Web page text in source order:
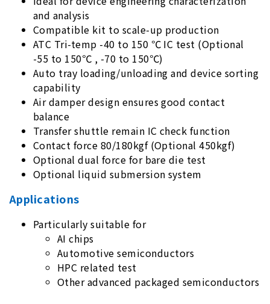
and analysis
Compatible kit to scale-up production
ATC Tri-temp -40 to 150 ℃ IC test (Optional
-55 to 150℃ , -70 to 150℃)
Auto tray loading/unloading and device sorting
capability
Air damper design ensures good contact
balance
Transfer shuttle remain IC check function
Contact force 80/180kgf (Optional 450kgf)
Optional dual force for bare die test
Optional liquid submersion system
Applications
Particularly suitable for
AI chips
Automotive semiconductors
HPC related test
Other advanced packaged semiconductors